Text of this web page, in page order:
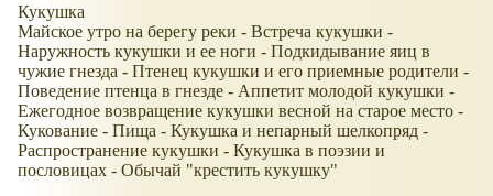
Кукушка
Майское утро на берегу реки - Встреча кукушки -
Наружность кукушки и ее ноги - Подкидывание яиц в
чужие гнезда - Птенец кукушки и его приемные родители -
Поведение птенца в гнезде - Аппетит молодой кукушки -
Ежегодное возвращение кукушки весной на старое место -
Кукование - Пища - Кукушка и непарный шелкопряд -
Распространение кукушки - Кукушка в поэзии и
пословицах - Обычай "крестить кукушку"